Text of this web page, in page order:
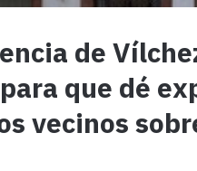
de
que dé
vecinos